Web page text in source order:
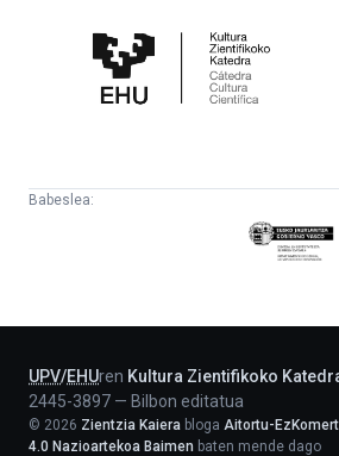
Zientifikoko
Katedra
Babeslea:
Eusko
Jaurlaritza
UPV/EHUren Kultura Zientifikoko
2445-3897 — Bilbon editatua
© 2026 Zientzia Kaiera bloga Aitortu-
4.0 Nazioartekoa Baimen baten mende dago